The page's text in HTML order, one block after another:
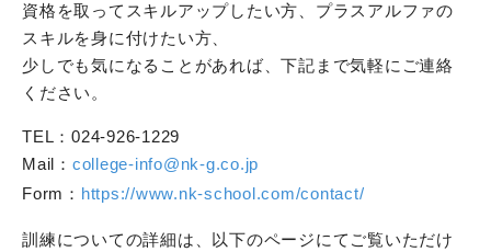
資格を取ってスキルアップしたい方、プラスアルファの
スキルを身に付けたい方、
少しでも気になることがあれば、下記まで気軽にご連絡
ください。
TEL：024-926-1229
Mail： college-info@nk-g.co.jp
Form： https://www.nk-school.com/contact/
訓練についての詳細は、以下のページにてご覧いただけ